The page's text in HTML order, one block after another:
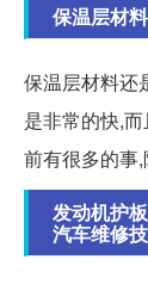
保温层材
保温层材料还
是非常的快,
前有很多的事,
发动机护
汽车维修